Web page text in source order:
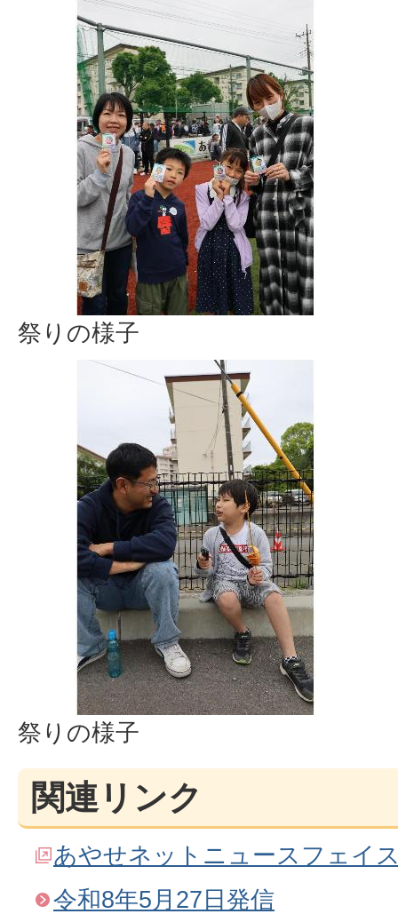
祭りの様子
祭りの様子
関連リンク
あやせネットニュースフェイ
令和8年5月27日発信